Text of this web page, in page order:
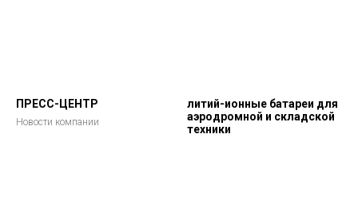
ПРЕСС-ЦЕНТР
Новости компании
литий-ионные батареи для
аэродромной и складской
техники